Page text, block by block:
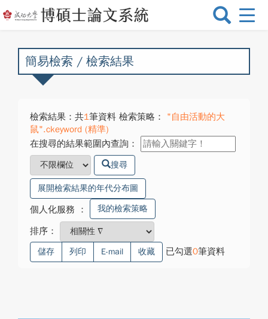
選
換
簡易檢索 / 檢索結果
檢索結果：共1筆資料 檢索策略：
"自由活動的大
鼠".ckeyword (精準)
在搜尋的結果範圍內查詢：
搜尋
展開檢索結果的年代分布圖
個人化服務 ： 我的檢索策略
排序：
儲存 列印 E-mail 收藏 已勾選0筆資料